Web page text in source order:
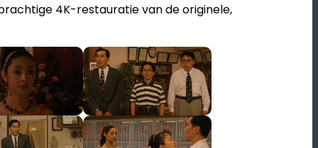
4K-restauratie van de originele,